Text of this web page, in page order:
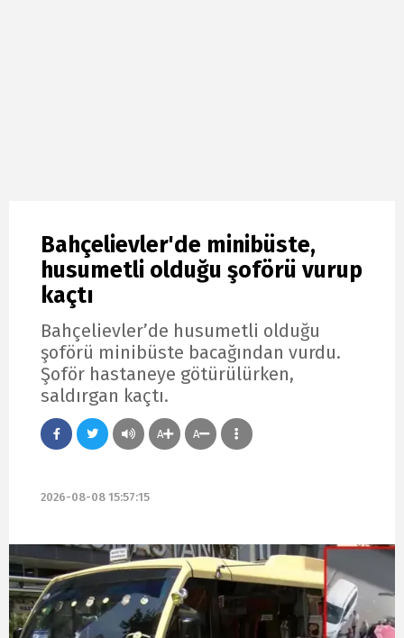
Bahçelievler'de minibüste,
husumetli olduğu şoförü vurup
kaçtı
Bahçelievler’de husumetli olduğu
şoförü minibüste bacağından vurdu.
Şoför hastaneye götürülürken,
saldırgan kaçtı.
A A
2026-08-08 15:57:15